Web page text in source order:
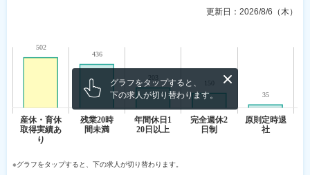
更新日： 2026/8/6（木）
グラフをタップすると、
下の求人が切り替わります。
※グラフをタップすると、下の求人が切り替わります。